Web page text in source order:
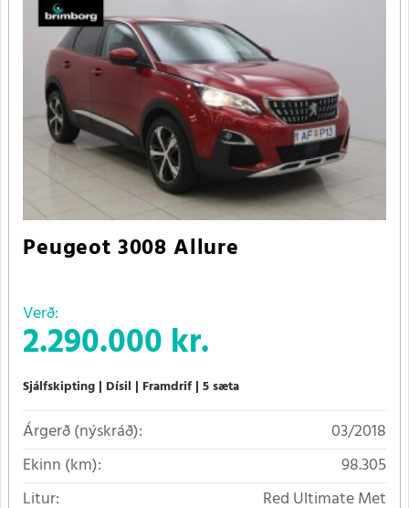
Peugeot 3008 Allure
Verð:
2.290.000 kr.
Sjálfskipting Dísil Framdrif 5 sæta
Árgerð (nýskráð):
03/2018
Ekinn (km):
98.305
Litur:
Red Ultimate Met